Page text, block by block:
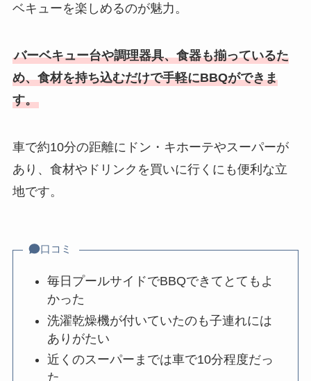
ベキューを楽しめるのが魅力。
バーベキュー台や調理器具、食器も揃っているた
め、食材を持ち込むだけで手軽にBBQができま
す。
車で約10分の距離にドン・キホーテやスーパーが
あり、食材やドリンクを買いに行くにも便利な立
地です。
口コミ
毎日プールサイドでBBQできてとてもよ
かった
洗濯乾燥機が付いていたのも子連れには
ありがたい
近くのスーパーまでは車で10分程度だっ
た